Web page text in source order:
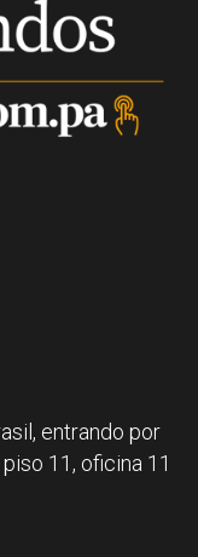
entrando por
11, oficina 11